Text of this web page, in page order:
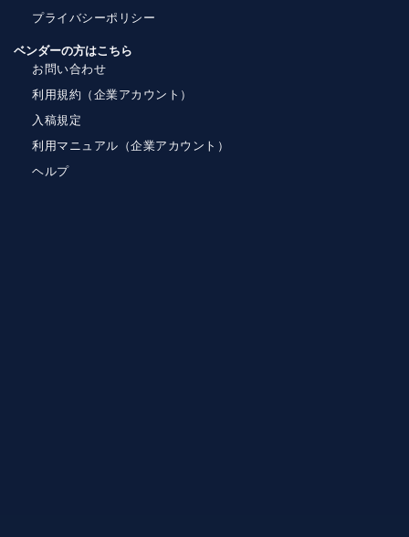
プライバシーポリシー
ベンダーの方はこちら
お問い合わせ
利用規約（企業アカウント）
入稿規定
利用マニュアル（企業アカウント）
ヘルプ